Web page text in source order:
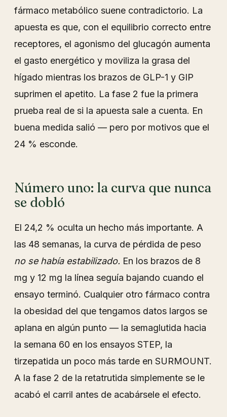
fármaco metabólico suene contradictorio. La
apuesta es que, con el equilibrio correcto entre
receptores, el agonismo del glucagón aumenta
el gasto energético y moviliza la grasa del
hígado mientras los brazos de GLP-1 y GIP
suprimen el apetito. La fase 2 fue la primera
prueba real de si la apuesta sale a cuenta. En
buena medida salió — pero por motivos que el
24 % esconde.
Número uno: la curva que nunca
se dobló
El 24,2 % oculta un hecho más importante. A
las 48 semanas, la curva de pérdida de peso
no se había estabilizado. En los brazos de 8
mg y 12 mg la línea seguía bajando cuando el
ensayo terminó. Cualquier otro fármaco contra
la obesidad del que tengamos datos largos se
aplana en algún punto — la semaglutida hacia
la semana 60 en los ensayos STEP, la
tirzepatida un poco más tarde en SURMOUNT.
A la fase 2 de la retatrutida simplemente se le
acabó el carril antes de acabársele el efecto.